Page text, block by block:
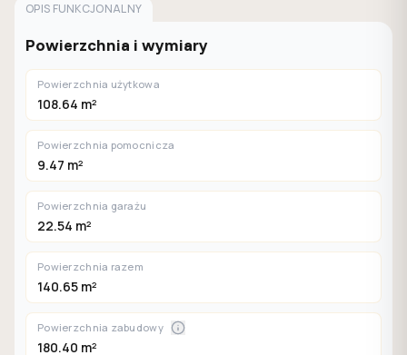
OPIS FUNKCJONALNY
Powierzchnia i wymiary
Powierzchnia użytkowa
108.64 m²
Powierzchnia pomocnicza
9.47 m²
Powierzchnia garażu
22.54 m²
Powierzchnia razem
140.65 m²
Powierzchnia zabudowy
180.40 m²